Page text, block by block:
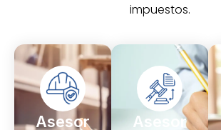
impuestos.
Asesor
Asesor